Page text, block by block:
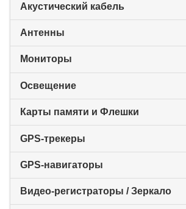
Акустический кабель
Антенны
Мониторы
Освещение
Карты памяти и Флешки
GPS-трекеры
GPS-навигаторы
Видео-регистраторы / Зеркало